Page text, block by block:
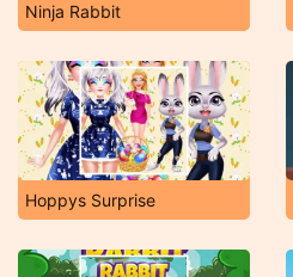
Ninja Rabbit
Hoppys Surprise